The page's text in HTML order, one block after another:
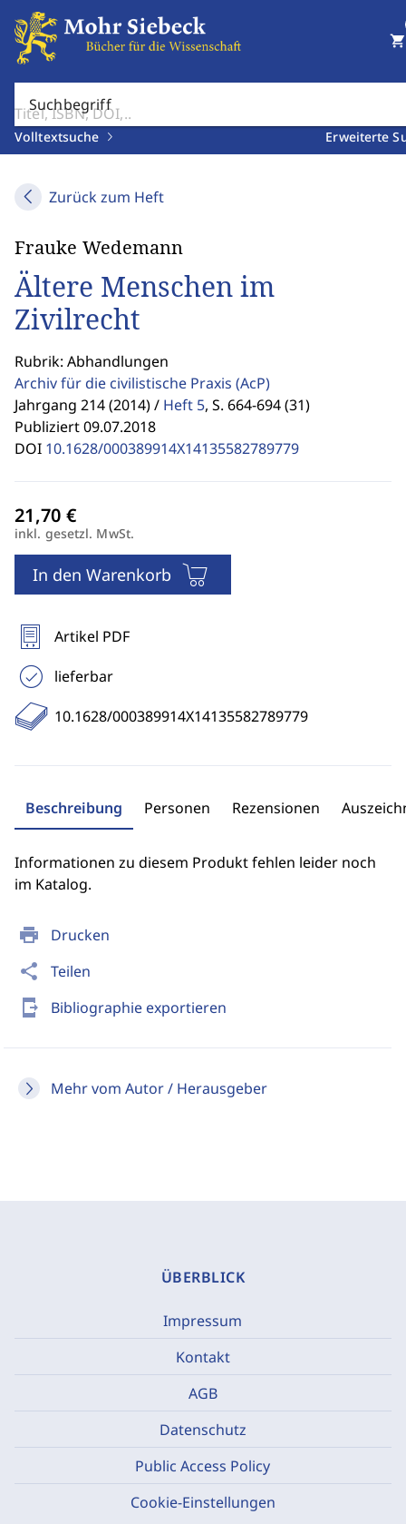
Suchbegriff
Volltextsuche Erweiterte
shopping_cart
Zurück zum Heft
print Drucken
share Teilen
send_to_mobile Bibliographie exportieren
Mehr vom Autor / Herausgeber
Frauke Wedemann
Ältere Menschen im
Zivilrecht
Rubrik: Abhandlungen
Archiv für die civilistische Praxis (AcP)
Jahrgang 214 (2014) / Heft 5, S. 664-694 (31)
Publiziert 09.07.2018
DOI 10.1628/000389914X14135582789779
inkl. gesetzl. MwSt.
In den Warenkorb
Artikel PDF
lieferbar
10.1628/000389914X14135582789779
Beschreibung Personen Rezensionen
Informationen zu diesem Produkt fehlen leider noch
im Katalog.
ÜBERBLICK
Impressum
Kontakt
AGB
Datenschutz
Public Access Policy
Cookie-Einstellungen